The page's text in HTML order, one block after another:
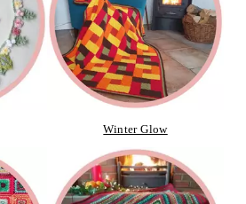
Winter Glow